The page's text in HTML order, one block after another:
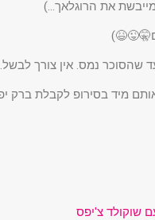
מייבשת את הרוגלאך…)
שהסוכר נמס. אין צורך לבשל.
שוקולד צ'יפס